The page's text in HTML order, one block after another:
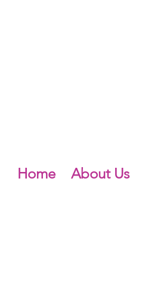
Home About Us